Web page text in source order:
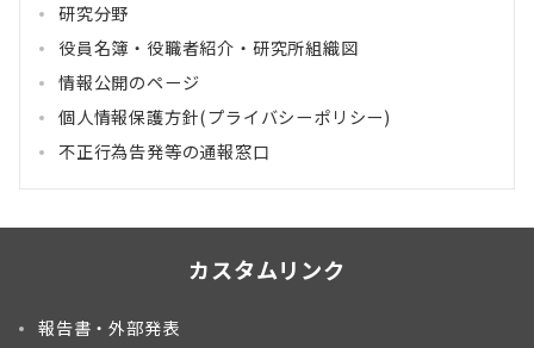
研究分野
役員名簿・役職者紹介・研究所組織図
情報公開のページ
個人情報保護方針(プライバシーポリシー)
不正行為告発等の通報窓口
カスタムリンク
報告書・外部発表